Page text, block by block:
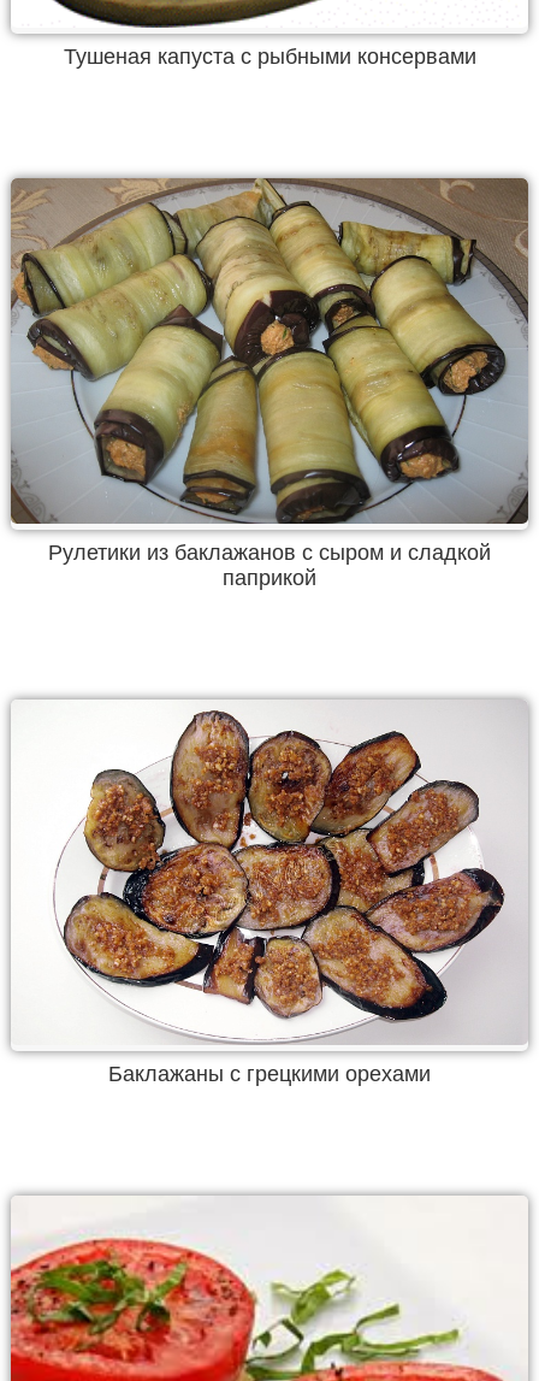
Тушеная капуста с рыбными консервами
Рулетики из баклажанов с сыром и сладкой
паприкой
Баклажаны с грецкими орехами